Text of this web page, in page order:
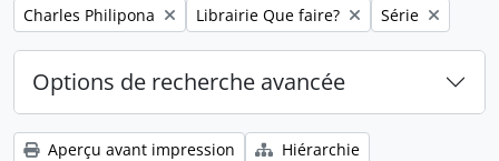
Remove filter:
Charles Philipona Remove filter:
Librairie Que faire? Remove filter:
Série
Options de recherche avancée
Aperçu avant impression
Hiérarchie